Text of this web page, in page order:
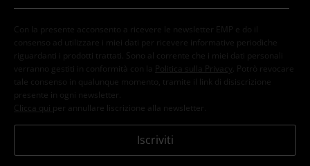
Con la presente acconsento a ricevere le newsletter EMP e do il
consenso ad utilizzare i miei dati per ricevere informative periodiche
riguardanti i prodotti trattati. Sono al corrente che i miei dati personali
verranno gestiti in conformità con la
Politica sulla Privacy
. Potrò revocare
tale consenso in qualunque momento, tramite il link di disiscrizione
presente in ogni newsletter.
Clicca qui per annullare liscrizione alla newsletter.
Iscriviti